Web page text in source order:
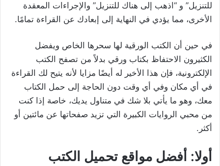
للتنزيل” و “اذهب إلى هناك للتنزيل” والإجراءات المعقدة
الأخرى، مما يؤدي في النهاية إلى إبعادك عن القراءة تمامًا.
في حين أن الكتب الورقية لها سحرها الخاص ويفضل
الكثيرون الاحتفاظ بكتاب ورقي بدلاً من تصفح الكتب
الإلكترونية، فإن هذا الأخير له أيضًا مزايا لأنه يتيح لك القراءة
في أي مكان وفي أي وقت دون الحاجة إلى حمل الكتاب
معك، وهو ما يأتي بلا شك في متناول يديك، خاصة إذا كنت
من محبي الروايات الكبيرة التي تزيد صفحاتها عن مائتين أو
أكثر.
أولا: أفضل مواقع تحميل الكتب